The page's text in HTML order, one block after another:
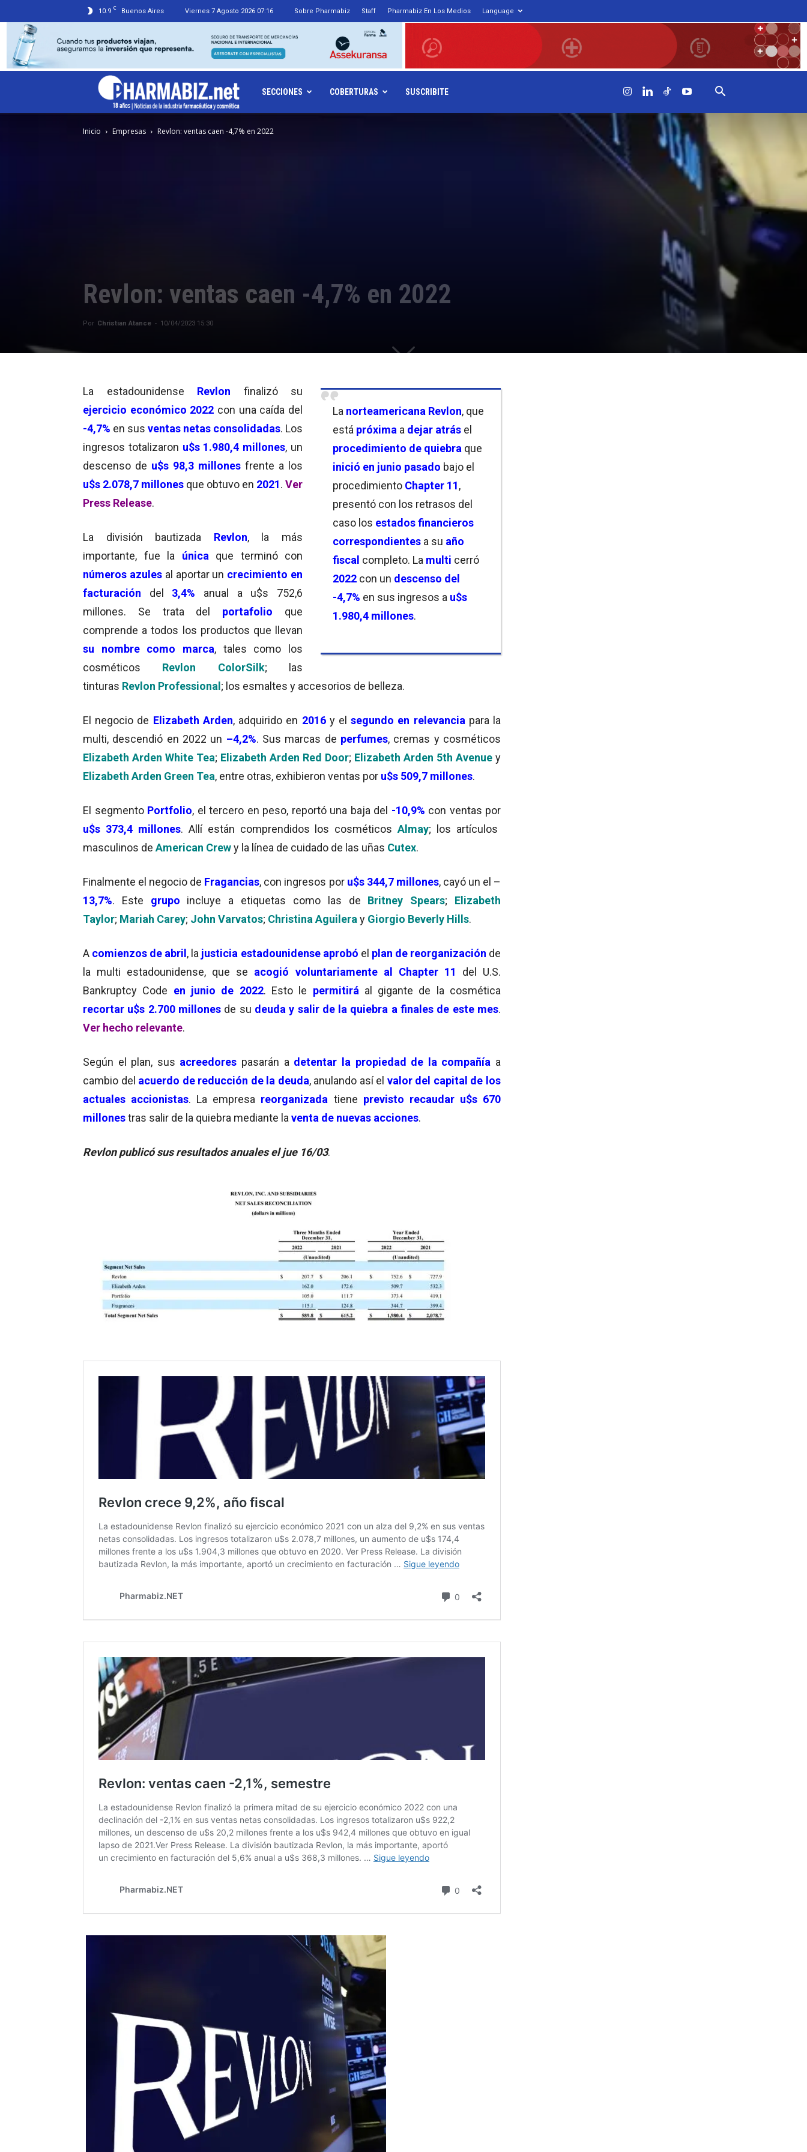
10.9 C Buenos Aires Viernes 7 Agosto 2026 07:16 Sobre Pharmabiz Staff Pharmabiz En Los Medios Language
Pharmabiz.NET
SECCIONES COBERTURAS SUSCRIBITE
Inicio Empresas Revlon: ventas caen -4,7% en 2022
Revlon: ventas caen -4,7% en 2022
Por Christian Atance - 10/04/2023 15:30
La norteamericana Revlon, que
está próxima a dejar atrás el
procedimiento de quiebra que
inició en junio pasado bajo el
procedimiento Chapter 11,
presentó con los retrasos del
caso los estados financieros
correspondientes a su año
fiscal completo. La multi cerró
2022 con un descenso del
-4,7% en sus ingresos a u$s
1.980,4 millones.
La estadounidense Revlon
finalizó su
ejercicio económico 2022 con una caída del
-4,7% en sus ventas netas consolidadas. Los
ingresos totalizaron u$s 1.980,4 millones, un
descenso de u$s 98,3 millones frente a los
u$s 2.078,7 millones que obtuvo en 2021. Ver
Press Release.
La división bautizada Revlon, la más
importante, fue la única
que terminó con
números azules al aportar un crecimiento en
facturación del 3,4% anual a u$s 752,6
millones. Se trata del portafolio que
comprende a todos los productos que llevan
su nombre como marca, tales como los
cosméticos Revlon ColorSilk; las
tinturas Revlon Professional; los esmaltes y accesorios de belleza.
El negocio de Elizabeth Arden, adquirido en 2016 y elsegundo en relevancia para la
multi, descendió en 2022 un –4,2%. Sus marcas de perfumes, cremas y cosméticos
Elizabeth Arden White Tea; Elizabeth Arden Red Door; Elizabeth Arden 5th Avenue y
Elizabeth Arden Green Tea, entre otras, exhibieron ventas por u$s 509,7 millones.
El segmento Portfolio, el tercero en peso, reportó una baja del -10,9% con ventas por
u$s 373,4 millones. Allí están comprendidos los cosméticos Almay; los artículos
masculinos de American Crewy la línea de cuidado de las uñas Cutex.
Finalmente el negocio de Fragancias, con ingresos poru$s 344,7 millones, cayó un el –
13,7%. Este grupo incluye a etiquetas como las de Britney Spears; Elizabeth
Taylor; Mariah Carey; John Varvatos; Christina Aguilera y Giorgio Beverly Hills.
A comienzos de abril, la justicia estadounidense aprobó el plan de reorganización de
la multi estadounidense, que se acogió voluntariamente al Chapter 11
del U.S.
Bankruptcy Code en junio de 2022. Esto le permitirá al gigante de la cosmética
recortar u$s 2.700 millonesde su deuda y salir de la quiebra a finales de este mes.
Ver hecho relevante.
Según el plan, sus acreedores pasarán a detentar la propiedad de la compañía a
cambio del acuerdo de reducción de la deuda, anulando así el valor del capital de los
actuales accionistas. La empresa reorganizada tiene previsto recaudar u$s 670
millonestras salir de la quiebra mediante la venta de nuevas acciones.
Revlon publicó sus resultados anuales el jue16/03.